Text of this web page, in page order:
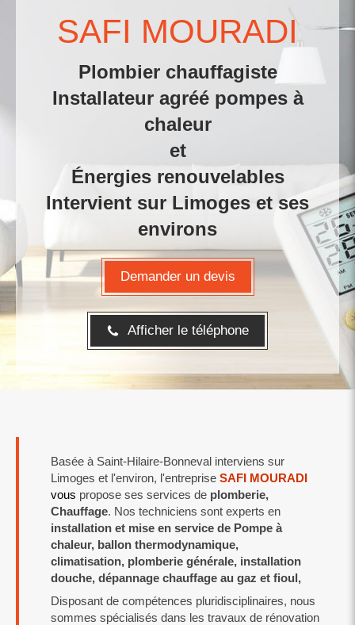
SAFI MOURADI
Plombier chauffagiste
Installateur agréé pompes à
chaleur
et
Énergies renouvelables
Intervient sur Limoges et ses
environs
Demander un devis
Afficher le téléphone
Basée à Saint-Hilaire-Bonneval interviens sur
Limoges et l'environ, l'entreprise SAFI MOURADI
vous propose ses services de plomberie,
Chauffage. Nos techniciens sont experts en
installation et mise en service de Pompe à
chaleur, ballon thermodynamique,
climatisation, plomberie générale, installation
douche, dépannage chauffage au gaz et fioul,
Disposant de compétences pluridisciplinaires, nous
sommes spécialisés dans les travaux de rénovation